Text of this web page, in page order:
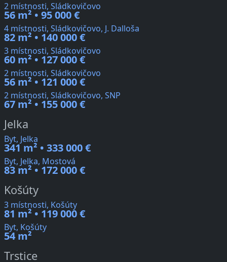
2 místnosti, Sládkovičovo
56 m² • 95 000 €
4 místnosti, Sládkovičovo, J. Dalloša
82 m² • 140 000 €
3 místnosti, Sládkovičovo
60 m² • 127 000 €
2 místnosti, Sládkovičovo
56 m² • 121 000 €
2 místnosti, Sládkovičovo, SNP
67 m² • 155 000 €
Jelka
Byt, Jelka
341 m² • 333 000 €
Byt, Jelka, Mostová
83 m² • 172 000 €
Košúty
3 místnosti, Košúty
81 m² • 119 000 €
Byt, Košúty
54 m²
Trstice